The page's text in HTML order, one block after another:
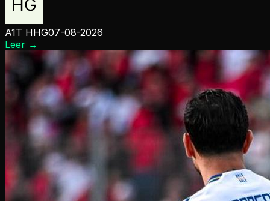
A1T HHG07-08-2026
Leer →